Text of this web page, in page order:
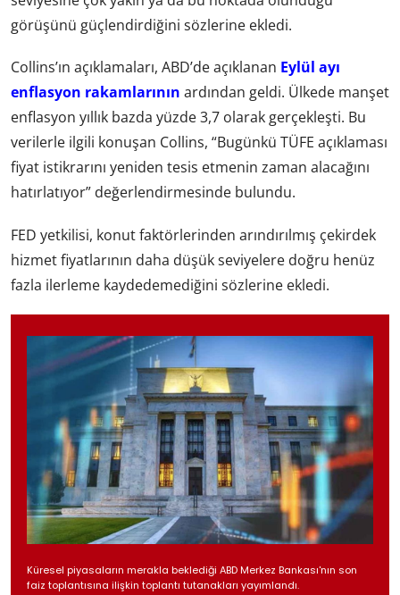
görüşünü güçlendirdiğini sözlerine ekledi.
Collins’ın açıklamaları, ABD’de açıklanan Eylül ayı
enflasyon rakamlarının ardından geldi. Ülkede manşet
enflasyon yıllık bazda yüzde 3,7 olarak gerçekleşti. Bu
verilerle ilgili konuşan Collins, “Bugünkü TÜFE açıklaması
fiyat istikrarını yeniden tesis etmenin zaman alacağını
hatırlatıyor” değerlendirmesinde bulundu.
FED yetkilisi, konut faktörlerinden arındırılmış çekirdek
hizmet fiyatlarının daha düşük seviyelere doğru henüz
fazla ilerleme kaydedemediğini sözlerine ekledi.
Küresel piyasaların merakla beklediği ABD Merkez Bankası'nın son
faiz toplantısına ilişkin toplantı tutanakları yayımlandı.